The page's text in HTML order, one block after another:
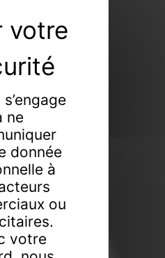
de tout,
s’engage
ne
donnée
à
ou
votre